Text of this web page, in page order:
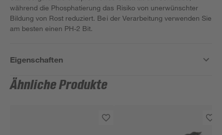
während die Phosphatierung das Risiko von unerwünschter
Bildung von Rost reduziert. Bei der Verarbeitung verwenden Sie
am besten einen PH-2 Bit.
Eigenschaften
Ähnliche Produkte